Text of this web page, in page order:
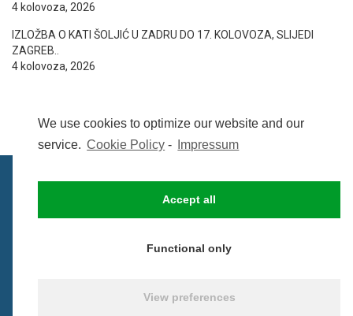
We use cookies to optimize our website and our
service. Cookie Policy - Impressum
Accept all
Functional only
View preferences
4 kolovoza, 2026
IZLOŽBA O KATI ŠOLJIĆ U ZADRU DO 17. KOLOVOZA, SLIJEDI
ZAGREB..
4 kolovoza, 2026